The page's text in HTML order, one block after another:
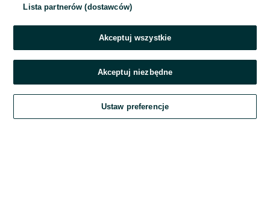
Zaloguj się
Kontynuując za pośrednictwem jednego z dostawców wskazanych powyżej,
OLX.pl w jego aktualnym brzmieniu.
Lista partnerów (dostawców)
Akceptuj wszystkie
Akceptuj niezbędne
Ustaw preferencje